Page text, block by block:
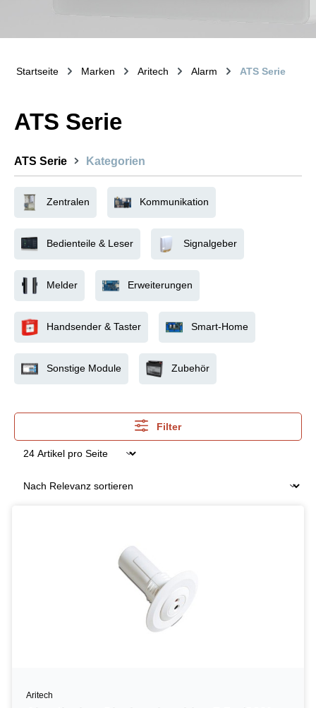
Startseite Marken Aritech Alarm ATS Serie
ATS Serie
ATS Serie Kategorien
Zentralen Kommunikation
Bedienteile & Leser Signalgeber
Melder Erweiterungen
Handsender & Taster Smart-Home
Sonstige Module Zubehör
Filter
Aritech